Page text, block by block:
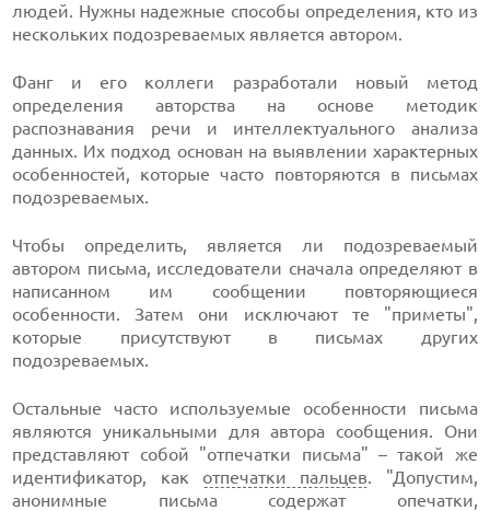
людей. Нужны надежные способы определения, кто из
нескольких подозреваемых является автором.
Фанг и его коллеги разработали новый метод
определения авторства на основе методик
распознавания речи и интеллектуального анализа
данных. Их подход основан на выявлении характерных
особенностей, которые часто повторяются в письмах
подозреваемых.
Чтобы определить, является ли подозреваемый
автором письма, исследователи сначала определяют в
написанном им сообщении повторяющиеся
особенности. Затем они исключают те "приметы",
которые присутствуют в письмах других
подозреваемых.
Остальные часто используемые особенности письма
являются уникальными для автора сообщения. Они
представляют собой "отпечатки письма" – такой же
идентификатор, как отпечатки пальцев. "Допустим,
анонимные письма содержат опечатки,